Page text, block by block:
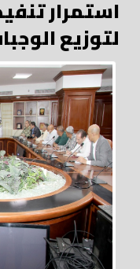
استمرار
لتوزيع